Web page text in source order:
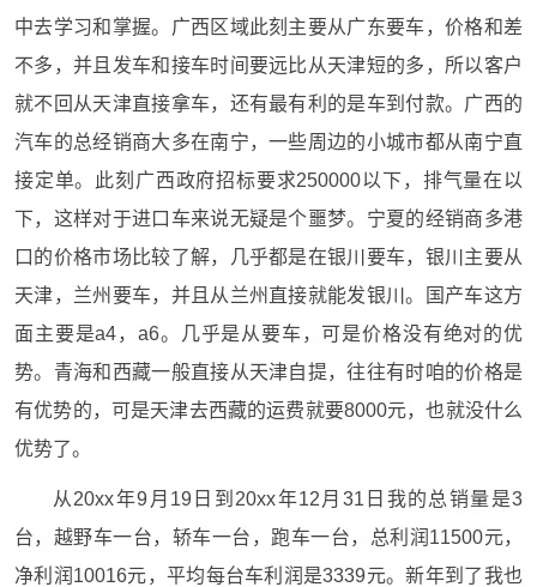
中去学习和掌握。广西区域此刻主要从广东要车，价格和差
不多，并且发车和接车时间要远比从天津短的多，所以客户
就不回从天津直接拿车，还有最有利的是车到付款。广西的
汽车的总经销商大多在南宁，一些周边的小城市都从南宁直
接定单。此刻广西政府招标要求250000以下，排气量在以
下，这样对于进口车来说无疑是个噩梦。宁夏的经销商多港
口的价格市场比较了解，几乎都是在银川要车，银川主要从
天津，兰州要车，并且从兰州直接就能发银川。国产车这方
面主要是a4，a6。几乎是从要车，可是价格没有绝对的优
势。青海和西藏一般直接从天津自提，往往有时咱的价格是
有优势的，可是天津去西藏的运费就要8000元，也就没什么
优势了。
从20xx年9月19日到20xx年12月31日我的总销量是3
台，越野车一台，轿车一台，跑车一台，总利润11500元，
净利润10016元，平均每台车利润是3339元。新年到了我也